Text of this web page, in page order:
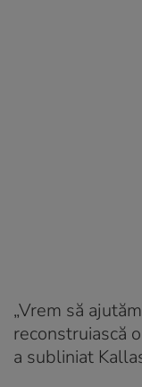
„Vrem să
reconstruiască
a subliniat